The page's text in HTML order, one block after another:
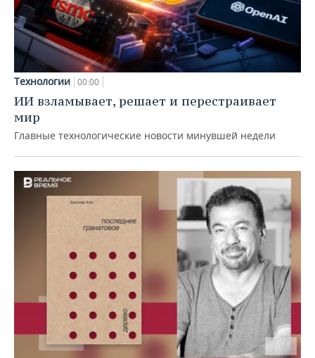
Технологии 00:00
ИИ взламывает, решает и перестраивает
мир
Главные технологические новости минувшей недели